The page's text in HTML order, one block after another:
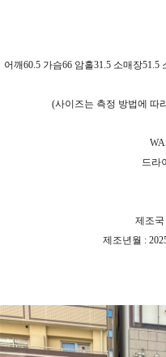
어깨60.5 가슴66 암홀31.5 소매장51.5
(사이즈는 측정 방법에 따
드라
제조
제조년월 :